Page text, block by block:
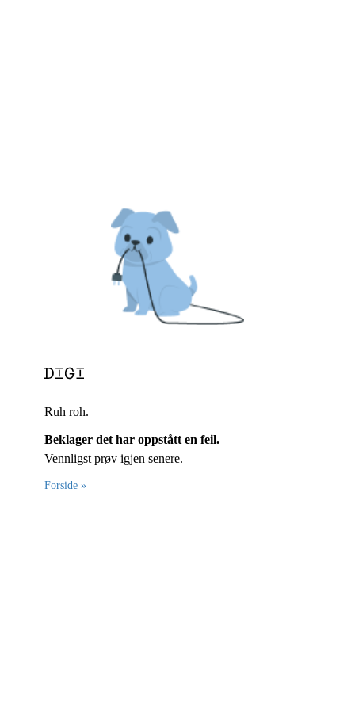
Ruh roh.
Beklager det har oppstått en feil.
Vennligst prøv igjen senere.
Forside »